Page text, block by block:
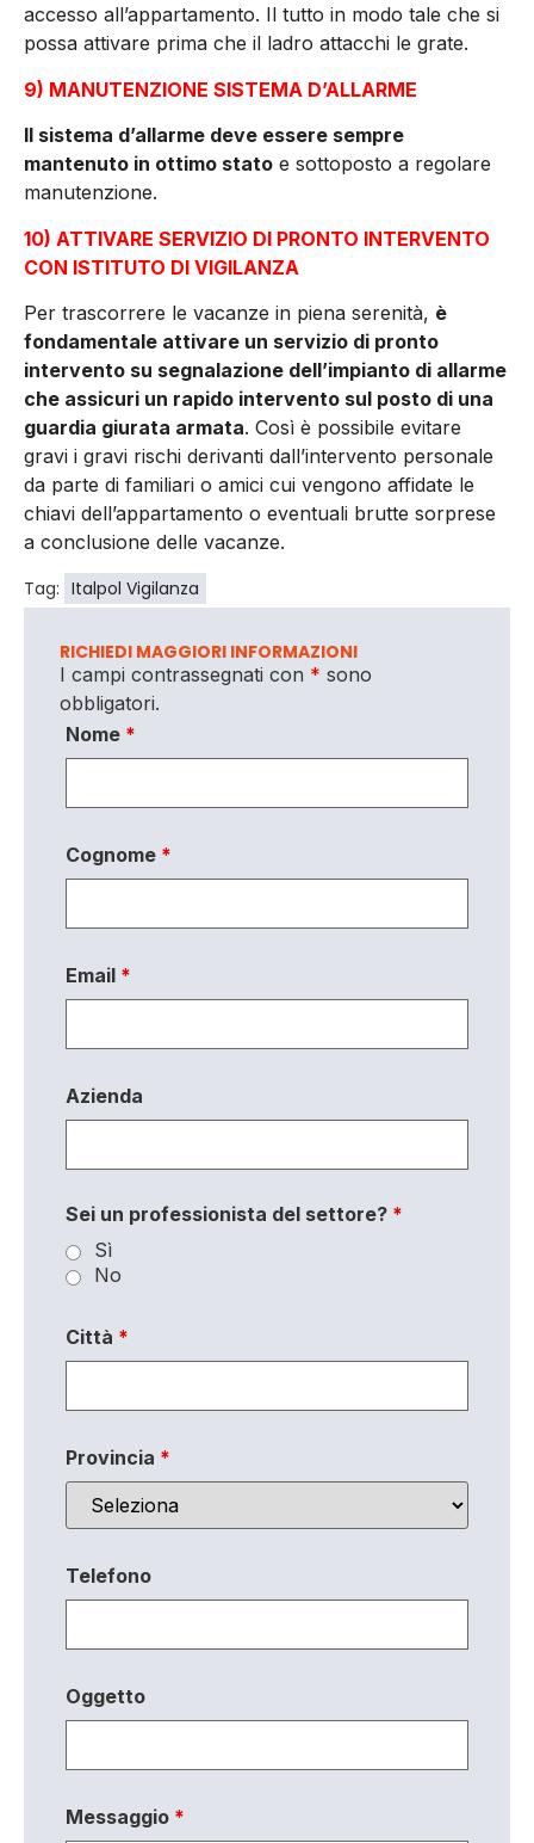
accesso all’appartamento. Il tutto in modo tale che si
possa attivare prima che il ladro attacchi le grate.
9) MANUTENZIONE SISTEMA D’ALLARME
Il sistema d’allarme deve essere sempre
mantenuto in ottimo stato e sottoposto a regolare
manutenzione.
10) ATTIVARE SERVIZIO DI PRONTO INTERVENTO
CON ISTITUTO DI VIGILANZA
Per trascorrere le vacanze in piena serenità, è
fondamentale attivare un servizio di pronto
intervento su segnalazione dell’impianto di allarme
che assicuri un rapido intervento sul posto di una
guardia giurata armata. Così è possibile evitare
gravi i gravi rischi derivanti dall’intervento personale
da parte di familiari o amici cui vengono affidate le
chiavi dell’appartamento o eventuali brutte sorprese
a conclusione delle vacanze.
Tag: Italpol Vigilanza
RICHIEDI MAGGIORI INFORMAZIONI
I campi contrassegnati con * sono
obbligatori.
Nome *
Cognome *
Email *
Azienda
Sei un professionista del settore? *
Sì
No
Città *
Provincia *
Telefono
Oggetto
Messaggio *